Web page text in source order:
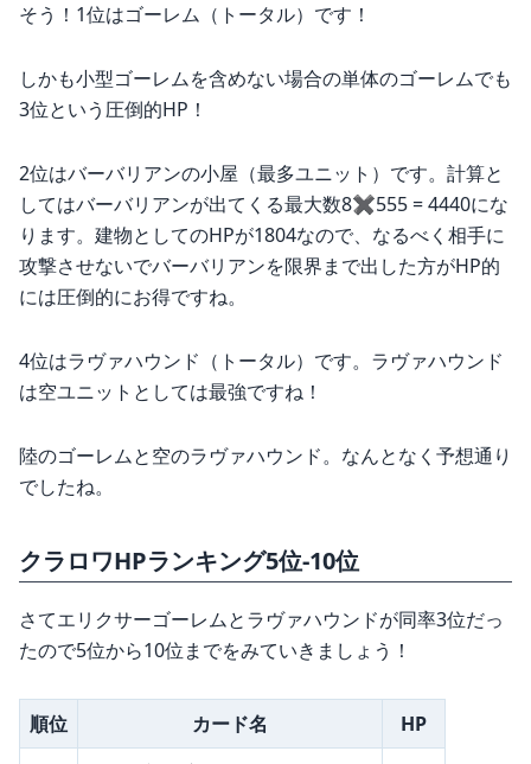
そう！1位はゴーレム（トータル）です！
しかも小型ゴーレムを含めない場合の単体のゴーレムでも
3位という圧倒的HP！
2位はバーバリアンの小屋（最多ユニット）です。計算と
してはバーバリアンが出てくる最大数8✖︎555 = 4440にな
ります。建物としてのHPが1804なので、なるべく相手に
攻撃させないでバーバリアンを限界まで出した方がHP的
には圧倒的にお得ですね。
4位はラヴァハウンド（トータル）です。ラヴァハウンド
は空ユニットとしては最強ですね！
陸のゴーレムと空のラヴァハウンド。なんとなく予想通り
でしたね。
クラロワHPランキング5位-10位
さてエリクサーゴーレムとラヴァハウンドが同率3位だっ
たので5位から10位までをみていきましょう！
順位 カード名
HP